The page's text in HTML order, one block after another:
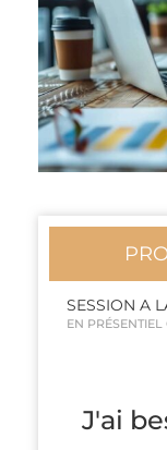
SESSION A
EN
J'ai